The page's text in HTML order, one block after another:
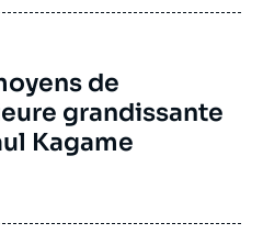
auditionnés
en
à se rencontrer
et visions du
subsaharienne
responsables
d’Afrique
de
grandissante
Kagame